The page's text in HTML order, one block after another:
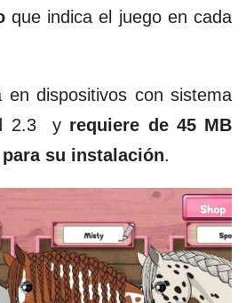
que indica el juego en cada
en dispositivos con sistema
2.3 y requiere de 45 MB
su instalación.